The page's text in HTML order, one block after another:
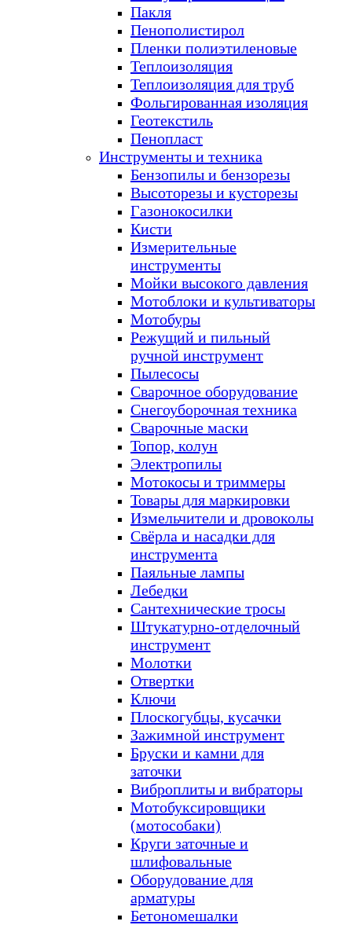
Пакля
Пенополистирол
Пленки полиэтиленовые
Теплоизоляция
Теплоизоляция для труб
Фольгированная изоляция
Геотекстиль
Пенопласт
Инструменты и техника
Бензопилы и бензорезы
Высоторезы и кусторезы
Газонокосилки
Кисти
Измерительные
инструменты
Мойки высокого давления
Мотоблоки и культиваторы
Мотобуры
Режущий и пильный
ручной инструмент
Пылесосы
Сварочное оборудование
Снегоуборочная техника
Сварочные маски
Топор, колун
Электропилы
Мотокосы и триммеры
Товары для маркировки
Измельчители и дровоколы
Свёрла и насадки для
инструмента
Паяльные лампы
Лебедки
Сантехнические тросы
Штукатурно-отделочный
инструмент
Молотки
Отвертки
Ключи
Плоскогубцы, кусачки
Зажимной инструмент
Бруски и камни для
заточки
Виброплиты и вибраторы
Мотобуксировщики
(мотособаки)
Круги заточные и
шлифовальные
Оборудование для
арматуры
Бетономешалки